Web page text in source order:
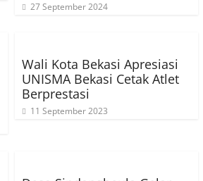
27 September 2024
Wali Kota Bekasi Apresiasi
UNISMA Bekasi Cetak Atlet
Berprestasi
11 September 2023